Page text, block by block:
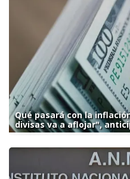
Qué pasará con la
divisas va a aflojar",